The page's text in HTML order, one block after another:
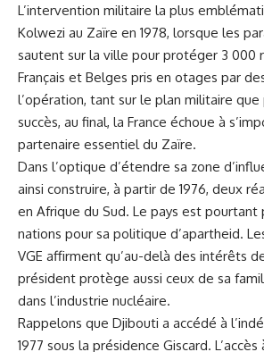
L’intervention militaire la plus
Kolwezi au Zaïre en 1978, lorsque les
sautent sur la ville pour protéger 3 000
Français et Belges pris en otages par
l’opération, tant sur le plan militaire
succès, au final, la France échoue à
partenaire essentiel du Zaïre.
Dans l’optique d’étendre sa zone
ainsi construire, à partir de 1976, deux
en Afrique du Sud. Le pays est pourtant
nations pour sa politique d’apartheid.
VGE affirment qu’au-delà des intérêts
président protège aussi ceux de sa
dans l’industrie nucléaire.
Rappelons que Djibouti a accédé à
1977 sous la présidence Giscard.